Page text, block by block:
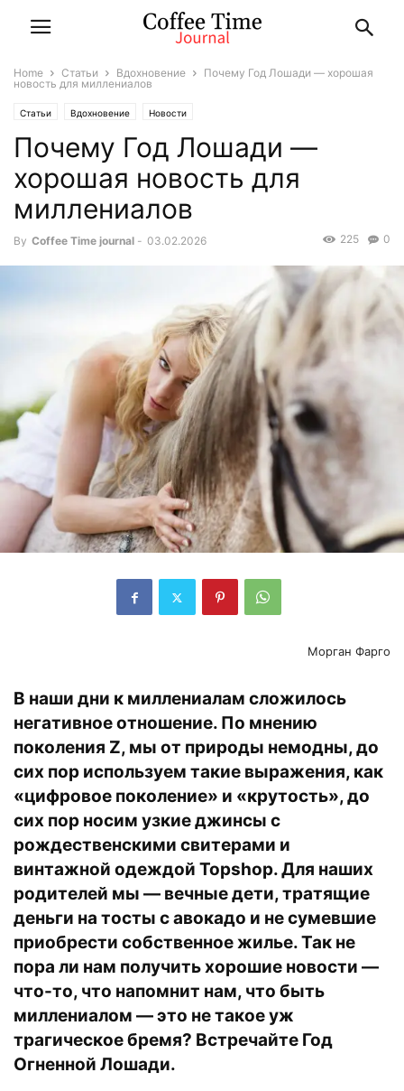
Home Статьи Вдохновение
Почему Год Лошади — хорошая
новость для миллениалов
Статьи Вдохновение Новости
Почему Год Лошади —
хорошая новость для
миллениалов
By Coffee Time journal - 03.02.2026 0
225
Морган Фарго
В наши дни к миллениалам сложилось
негативное отношение. По мнению
поколения Z, мы от природы немодны, до
сих пор используем такие выражения, как
«цифровое поколение» и «крутость», до
сих пор носим узкие джинсы с
рождественскими свитерами и
винтажной одеждой Topshop. Для наших
родителей мы — вечные дети, тратящие
деньги на тосты с авокадо и не сумевшие
приобрести собственное жилье. Так не
пора ли нам получить хорошие новости —
что-то, что напомнит нам, что быть
миллениалом — это не такое уж
трагическое бремя? Встречайте Год
Огненной Лошади.